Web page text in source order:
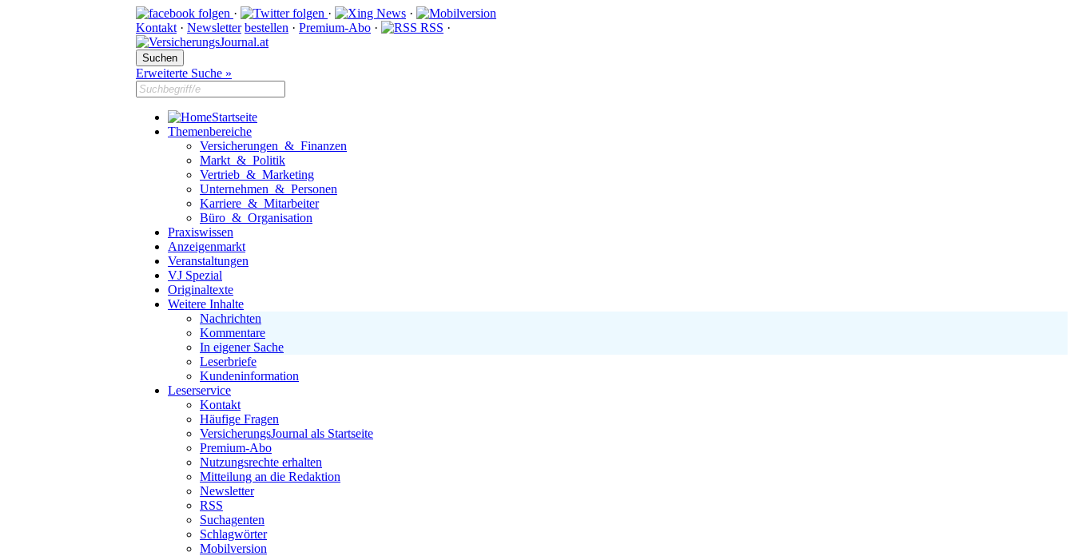
· ·
·
Kontakt · Newsletter bestellen · Premium-Abo · RSS ·
Erweiterte Suche »
Startseite
Themenbereiche
Versicherungen & Finanzen
Markt & Politik
Vertrieb & Marketing
Unternehmen & Personen
Karriere & Mitarbeiter
Büro & Organisation
Praxiswissen
Anzeigenmarkt
Veranstaltungen
VJ Spezial
Originaltexte
Weitere Inhalte
Nachrichten
Kommentare
In eigener Sache
Leserbriefe
Kundeninformation
Leserservice
Kontakt
Häufige Fragen
VersicherungsJournal als Startseite
Premium-Abo
Nutzungsrechte erhalten
Mitteilung an die Redaktion
Newsletter
RSS
Suchagenten
Schlagwörter
Mobilversion